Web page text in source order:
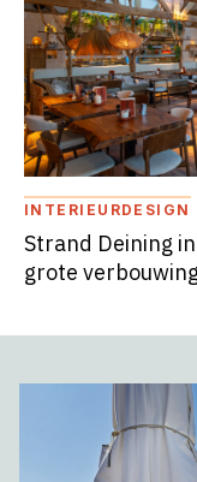
INTERIEURDESIGN
Strand Deining
grote verbouwing